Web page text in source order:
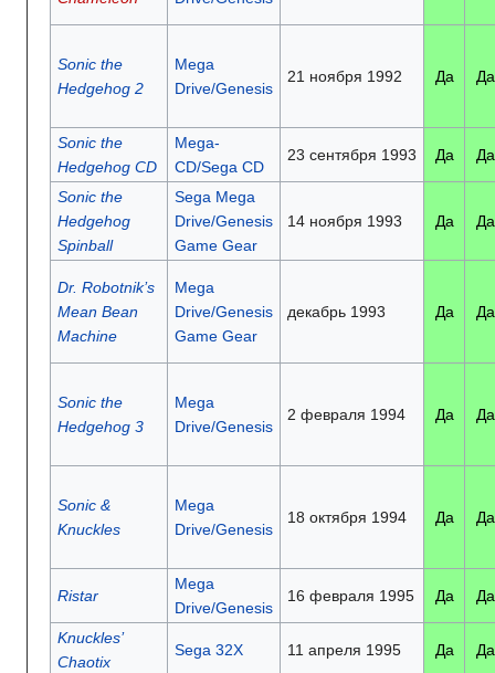
Sonic the
Hedgehog 2
Mega
Drive/Genesis
21 ноября 1992 Да Да
Sonic the
Hedgehog CD
Mega-
CD/Sega CD
23 сентября 1993 Да Да
Sonic the
Hedgehog
Spinball
Sega Mega
Drive/Genesis
Game Gear
14 ноября 1993 Да Да
Dr. Robotnik’s
Mean Bean
Machine
Mega
Drive/Genesis
Game Gear
декабрь 1993 Да Да
Sonic the
Hedgehog 3
Mega
Drive/Genesis
2 февраля 1994 Да Да
Sonic &
Knuckles
Mega
Drive/Genesis
18 октября 1994 Да Да
Ristar
Mega
Drive/Genesis
16 февраля 1995 Да Да
Knuckles’
Chaotix
Sega 32X 11 апреля 1995 Да Да